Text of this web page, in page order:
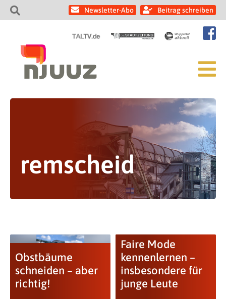
Newsletter-Abo Beitrag schreiben
remscheid
Obstbäume
schneiden – aber
richtig!
Faire Mode
kennenlernen –
insbesondere für
junge Leute